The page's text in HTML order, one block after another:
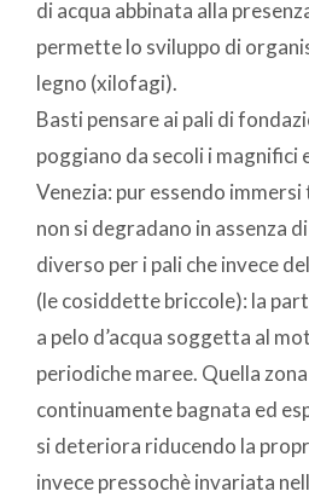
di acqua abbinata alla
permette lo sviluppo di
legno (xilofagi).
Basti pensare ai pali di
poggiano da secoli i magnifici
Venezia: pur essendo
non si degradano in assenza
diverso per i pali che invece
(le cosiddette briccole): la
a pelo d’acqua soggetta al
periodiche maree. Quella
continuamente bagnata ed
si deteriora riducendo la
invece pressochè invariata